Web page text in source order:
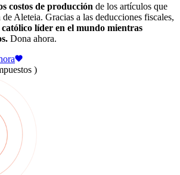
costos de producción de los artículos que
Aleteia. Gracias a las deducciones fiscales,
católico líder en el mundo mientras
Dona ahora.
)